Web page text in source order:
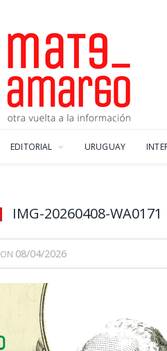
EDITORIAL URUGUAY
IMG-20260408-WA0171
ON 08/04/2026